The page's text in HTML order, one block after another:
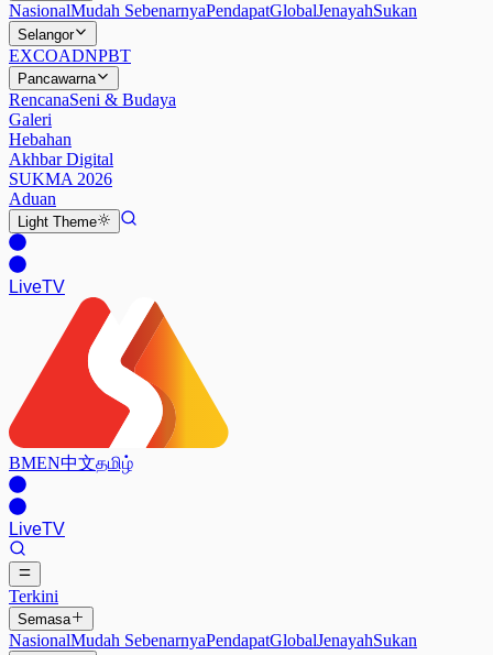
NasionalMudah SebenarnyaPendapatGlobalJenayahSukan
Selangor
EXCOADNPBT
Pancawarna
RencanaSeni & Budaya
Galeri
Hebahan
Akhbar Digital
SUKMA 2026
Aduan
Light Theme
LiveTV
BMEN中文தமிழ்
LiveTV
Terkini
Semasa
NasionalMudah SebenarnyaPendapatGlobalJenayahSukan